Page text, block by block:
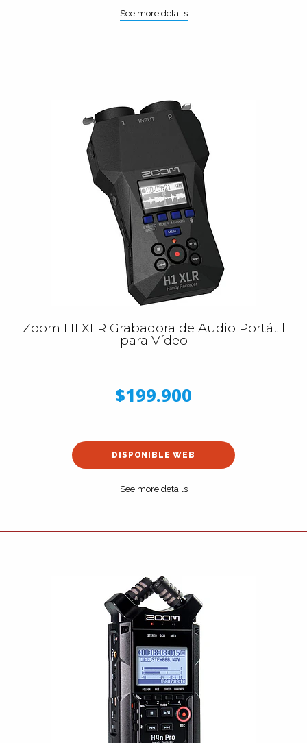
See more details
Zoom H1 XLR Grabadora de Audio Portátil
para Vídeo
$199.900
DISPONIBLE WEB
See more details